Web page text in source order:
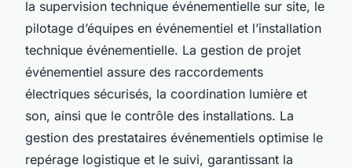
la supervision technique événementielle sur site, le
pilotage d’équipes en événementiel et l’installation
technique événementielle. La gestion de projet
événementiel assure des raccordements
électriques sécurisés, la coordination lumière et
son, ainsi que le contrôle des installations. La
gestion des prestataires événementiels optimise le
repérage logistique et le suivi, garantissant la